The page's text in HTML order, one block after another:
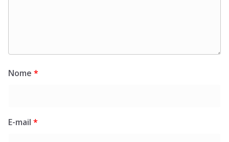
Nome *
E-mail *